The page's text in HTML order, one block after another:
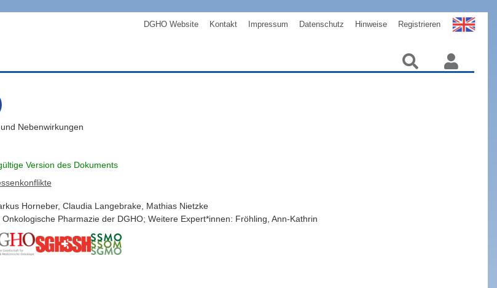
DGHO Website Kontakt Impressum Datenschutz Hinweise Registrieren
Nebenwirkungen
Version des Dokuments
Horneber, Claudia Langebrake, Mathias Nietzke
Pharmazie der DGHO; Weitere Expert*innen: Fröhling, Ann-Kathrin